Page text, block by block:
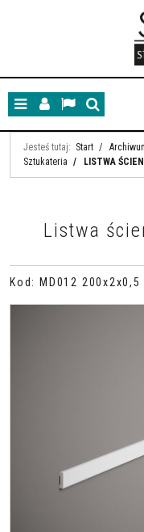
MenuPanelLangSzukaj
Jesteś tutaj: Start /
Sztukateria / LISTWA
Listwa
Kod : MD012 200x2x0,5